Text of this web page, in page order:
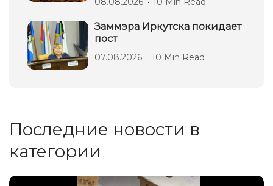
Заммэра Иркутска покидает
пост
07.08.2026 10 Min Read
Последние новости в
категории